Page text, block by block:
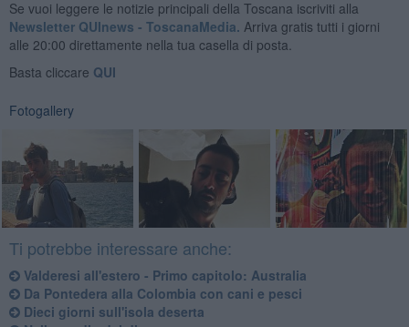
Se vuoi leggere le notizie principali della Toscana iscriviti alla
Newsletter QUInews - ToscanaMedia. Arriva gratis tutti i giorni
alle 20:00 direttamente nella tua casella di posta.
Basta cliccare QUI
Fotogallery
Ti potrebbe interessare anche:
Valderesi all'estero - Primo capitolo: Australia
Da Pontedera alla Colombia con cani e pesci
Dieci giorni sull'isola deserta